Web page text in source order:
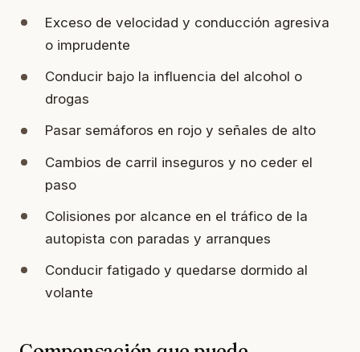
Exceso de velocidad y conducción agresiva
o imprudente
Conducir bajo la influencia del alcohol o
drogas
Pasar semáforos en rojo y señales de alto
Cambios de carril inseguros y no ceder el
paso
Colisiones por alcance en el tráfico de la
autopista con paradas y arranques
Conducir fatigado y quedarse dormido al
volante